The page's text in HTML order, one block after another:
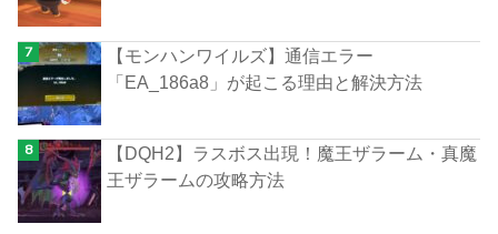
【モンハンワイルズ】通信エラー
「EA_186a8」が起こる理由と解決方法
【DQH2】ラスボス出現！魔王ザラーム・真魔
王ザラームの攻略方法